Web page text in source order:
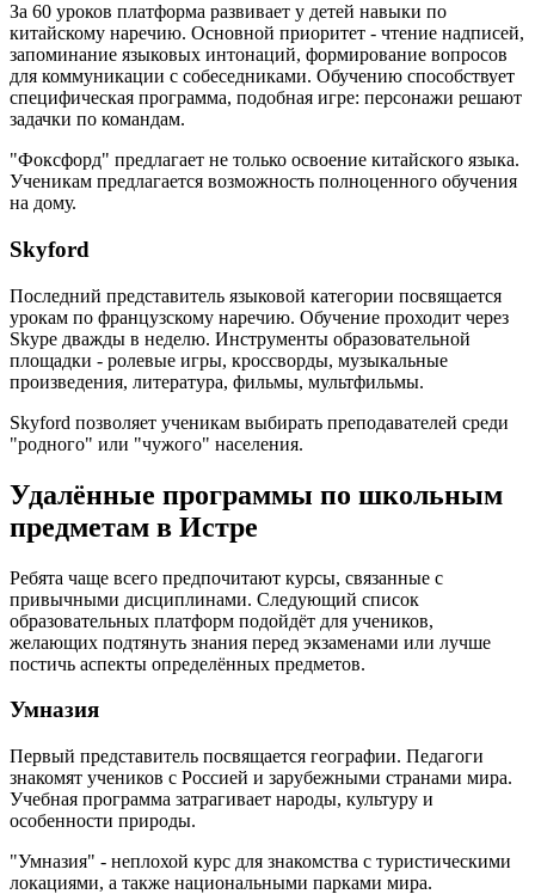
За 60 уроков платформа развивает у детей навыки по
китайскому наречию. Основной приоритет - чтение надписей,
запоминание языковых интонаций, формирование вопросов
для коммуникации с собеседниками. Обучению способствует
специфическая программа, подобная игре: персонажи решают
задачки по командам.
"Фоксфорд" предлагает не только освоение китайского языка.
Ученикам предлагается возможность полноценного обучения
на дому.
Skyford
Последний представитель языковой категории посвящается
урокам по французскому наречию. Обучение проходит через
Skype дважды в неделю. Инструменты образовательной
площадки - ролевые игры, кроссворды, музыкальные
произведения, литература, фильмы, мультфильмы.
Skyford позволяет ученикам выбирать преподавателей среди
"родного" или "чужого" населения.
Удалённые программы по школьным
предметам в Истре
Ребята чаще всего предпочитают курсы, связанные с
привычными дисциплинами. Следующий список
образовательных платформ подойдёт для учеников,
желающих подтянуть знания перед экзаменами или лучше
постичь аспекты определённых предметов.
Умназия
Первый представитель посвящается географии. Педагоги
знакомят учеников с Россией и зарубежными странами мира.
Учебная программа затрагивает народы, культуру и
особенности природы.
"Умназия" - неплохой курс для знакомства с туристическими
локациями, а также национальными парками мира.